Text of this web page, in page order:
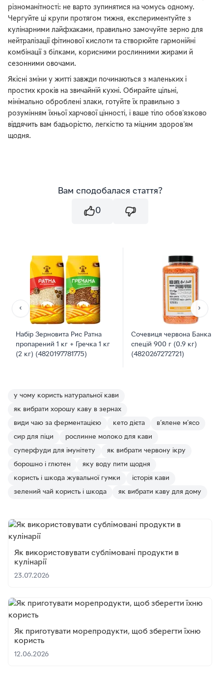
різноманітності: не варто зупинятися на чомусь одному.
Чергуйте ці крупи протягом тижня, експериментуйте з
кулінарними лайфхаками, правильно замочуйте зерно для
нейтралізації фітинової кислоти та створюйте гармонійні
комбінації з білками, корисними рослинними жирами й
сезонними овочами.
Якісні зміни у житті завжди починаються з маленьких і
простих кроків на звичайній кухні. Обирайте цільні,
мінімально оброблені злаки, готуйте їх правильно з
розумінням їхньої харчової цінності, і ваше тіло обов'язково
віддячить вам бадьорістю, легкістю та міцним здоров'ям
щодня.
Вам сподобалася стаття?
0
‹
Набір Зерновита Рис Ратна
пропарений 1 кг + Гречка 1 кг
(2 кг) (4820197781775)
Сочевиця червона Банка
спецій 900 г (0.9 кг)
(4820267272721)
›
у чому користь натуральної кави
як вибрати хорошу каву в зернах
види чаю за ферментацією кето дієта в’ялене м’ясо
сир для піци рослинне молоко для кави
суперфуди для імунітету як вибрати червону ікру
борошно і глютен яку воду пити щодня
користь і шкода жувальної гумки історія кави
зелений чай користь і шкода як вибрати каву для дому
Як використовувати сублімовані продукти в
кулінарії
23.07.2026
Як приготувати морепродукти, щоб зберегти їхню
користь
12.06.2026